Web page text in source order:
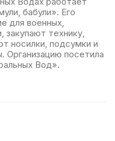
бабули». Его
для военных,
технику,
носилки, подсумки и
Организацию посетила
Вод».